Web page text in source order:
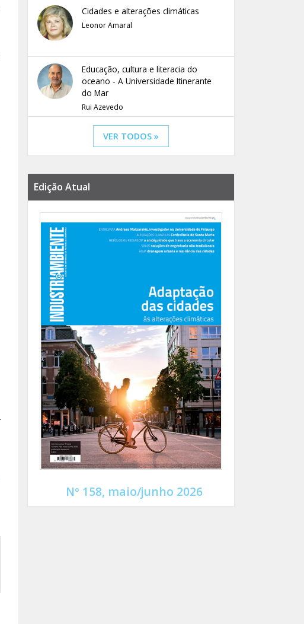
Cidades e alterações climáticas
Leonor Amaral
Educação, cultura e literacia do
oceano - A Universidade Itinerante
do Mar
Rui Azevedo
VER TODOS »
Edição Atual
Nº 158, maio/junho 2026